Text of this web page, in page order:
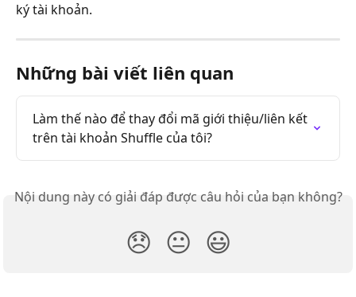
ký tài khoản.
Những bài viết liên quan
Làm thế nào để thay đổi mã giới thiệu/liên kết
trên tài khoản Shuffle của tôi?
Nội dung này có giải đáp được câu hỏi của bạn không?
😞 😐 😃